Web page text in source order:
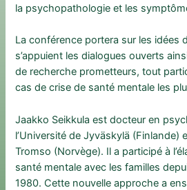
la psychopathologie et les
La conférence portera sur les idées
s’appuient les dialogues ouverts
de recherche prometteurs, tout
cas de crise de santé mentale les
Jaakko Seikkula est docteur en
l’Université de Jyväskylä (Finlande)
Tromso (Norvège). Il a participé à
santé mentale avec les familles
1980. Cette nouvelle approche a